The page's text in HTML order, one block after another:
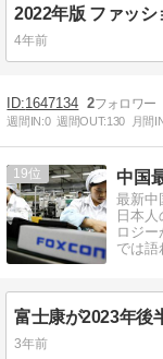
4年前
1647134 2
週間IN:0 週間OUT:130 月間
19
最新中
日本
ロジ
では語
3年前